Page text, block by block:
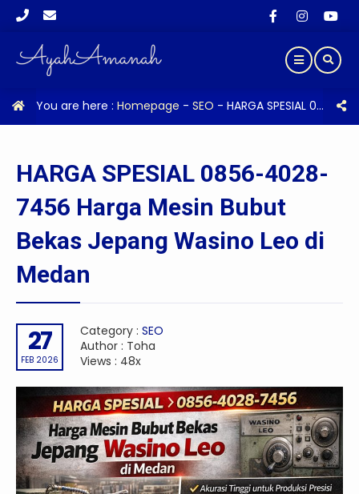
You are here : Homepage - SEO - HARGA SPESIAL 0856-4028-7456 Harga Mesin Bubut Bekas Jepang Wasino Leo di Medan
HARGA SPESIAL 0856-4028-
7456 Harga Mesin Bubut
Bekas Jepang Wasino Leo di
Medan
27
FEB 2026
Category : SEO
Author : Toha
Views : 48x